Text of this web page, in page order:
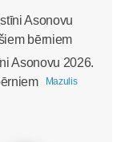
Asonovu 2026.
Mazulis